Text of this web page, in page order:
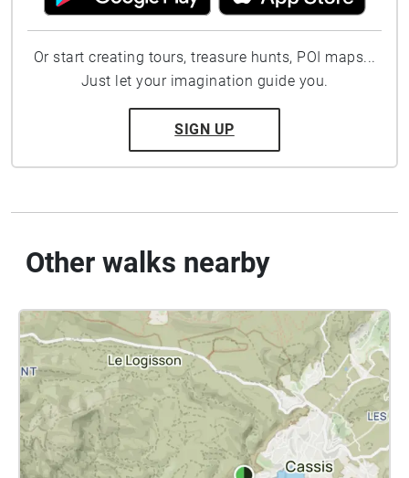
Or start creating tours, treasure hunts, POI maps...
Just let your imagination guide you.
SIGN UP
Other walks nearby